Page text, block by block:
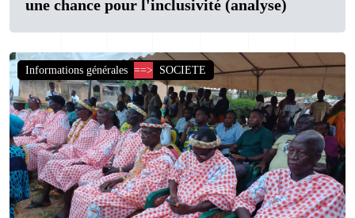
une chance pour l'inclusivité (analyse)
Informations générales ==> SOCIETE